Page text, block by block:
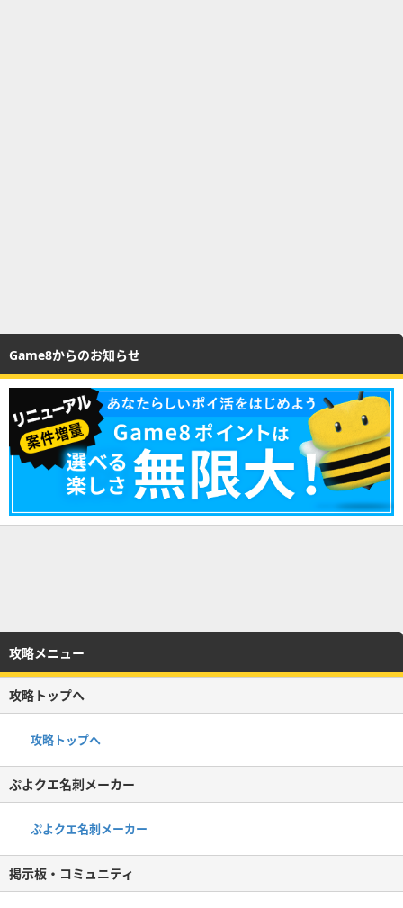
Game8からのお知らせ
攻略メニュー
攻略トップへ
攻略トップへ
ぷよクエ名刺メーカー
ぷよクエ名刺メーカー
掲示板・コミュニティ